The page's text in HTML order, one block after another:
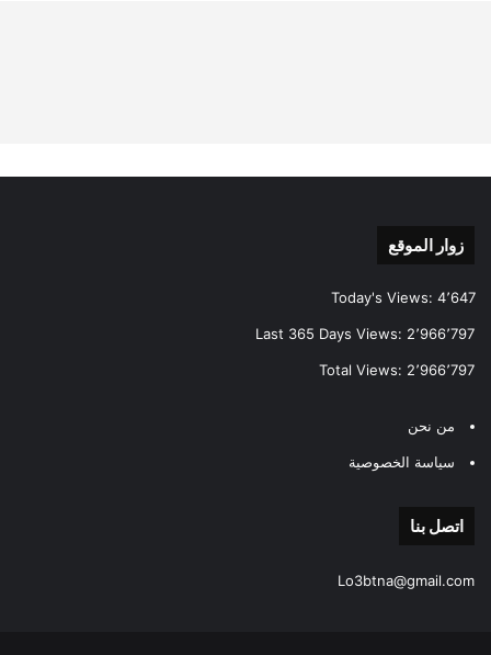
زوار الموقع
Today's Views: 4٬647
Last 365 Days Views: 2٬966٬797
Total Views: 2٬966٬797
من نحن
سياسة الخصوصية
اتصل بنا
Lo3btna@gmail.com